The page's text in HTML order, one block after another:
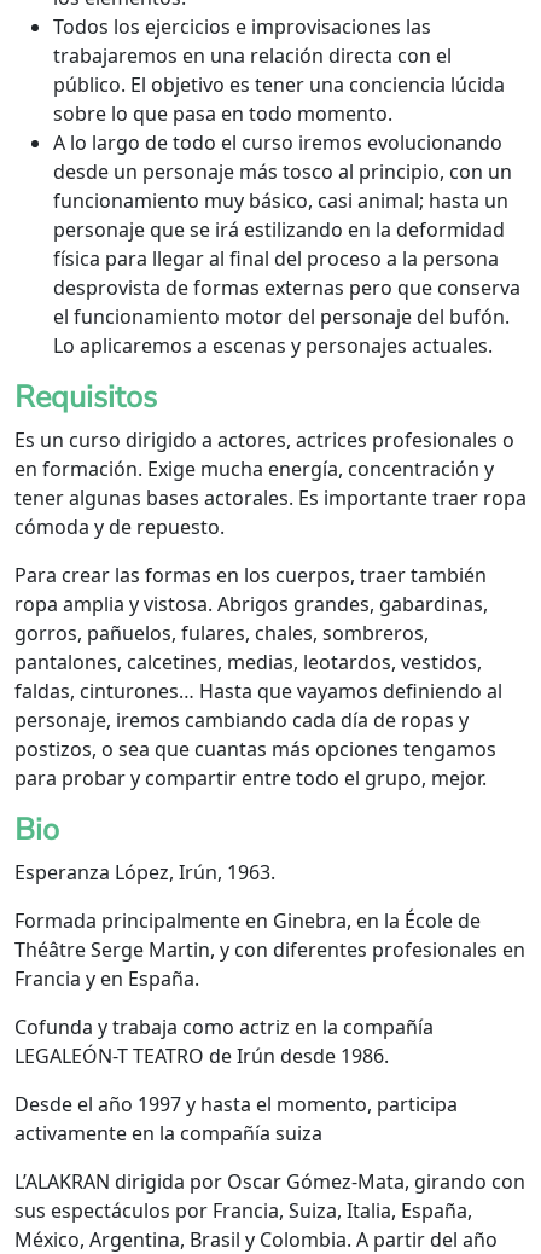
Todos los ejercicios e improvisaciones las
trabajaremos en una relación directa con el
público. El objetivo es tener una conciencia lúcida
sobre lo que pasa en todo momento.
A lo largo de todo el curso iremos evolucionando
desde un personaje más tosco al principio, con un
funcionamiento muy básico, casi animal; hasta un
personaje que se irá estilizando en la deformidad
física para llegar al final del proceso a la persona
desprovista de formas externas pero que conserva
el funcionamiento motor del personaje del bufón.
Lo aplicaremos a escenas y personajes actuales.
Requisitos
Es un curso dirigido a actores, actrices profesionales o
en formación. Exige mucha energía, concentración y
tener algunas bases actorales. Es importante traer ropa
cómoda y de repuesto.
Para crear las formas en los cuerpos, traer también
ropa amplia y vistosa. Abrigos grandes, gabardinas,
gorros, pañuelos, fulares, chales, sombreros,
pantalones, calcetines, medias, leotardos, vestidos,
faldas, cinturones… Hasta que vayamos definiendo al
personaje, iremos cambiando cada día de ropas y
postizos, o sea que cuantas más opciones tengamos
para probar y compartir entre todo el grupo, mejor.
Bio
Esperanza López, Irún, 1963.
Formada principalmente en Ginebra, en la École de
Théâtre Serge Martin, y con diferentes profesionales en
Francia y en España.
Cofunda y trabaja como actriz en la compañía
LEGALEÓN-T TEATRO de Irún desde 1986.
Desde el año 1997 y hasta el momento, participa
activamente en la compañía suiza
L’ALAKRAN dirigida por Oscar Gómez-Mata, girando con
sus espectáculos por Francia, Suiza, Italia, España,
México, Argentina, Brasil y Colombia. A partir del año